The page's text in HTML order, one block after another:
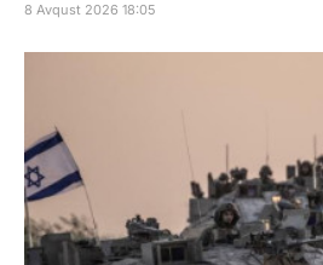
8 Avqust 2026 18:05